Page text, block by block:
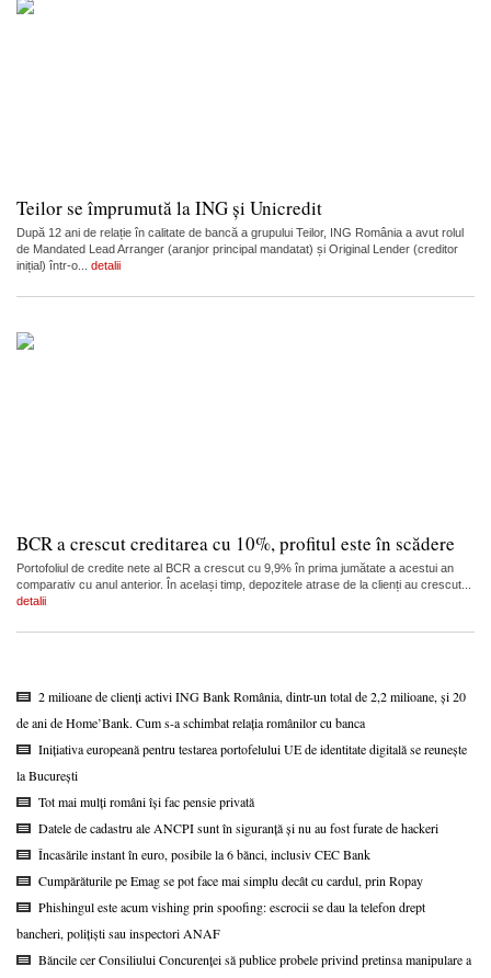
Teilor se împrumută la ING și Unicredit
După 12 ani de relație în calitate de bancă a grupului Teilor, ING România a avut rolul
de Mandated Lead Arranger (aranjor principal mandatat) și Original Lender (creditor
inițial) într-o... detalii
BCR a crescut creditarea cu 10%, profitul este în scădere
Portofoliul de credite nete al BCR a crescut cu 9,9% în prima jumătate a acestui an
comparativ cu anul anterior. În același timp, depozitele atrase de la clienți au crescut...
detalii
2 milioane de clienți activi ING Bank România, dintr-un total de 2,2 milioane, și 20
de ani de Home’Bank. Cum s-a schimbat relația românilor cu banca
Inițiativa europeană pentru testarea portofelului UE de identitate digitală se reunește
la București
Tot mai mulți români își fac pensie privată
Datele de cadastru ale ANCPI sunt în siguranță și nu au fost furate de hackeri
Încasările instant în euro, posibile la 6 bănci, inclusiv CEC Bank
Cumpărăturile pe Emag se pot face mai simplu decât cu cardul, prin Ropay
Phishingul este acum vishing prin spoofing: escrocii se dau la telefon drept
bancheri, polițiști sau inspectori ANAF
Băncile cer Consiliului Concurenței să publice probele privind pretinsa manipulare a